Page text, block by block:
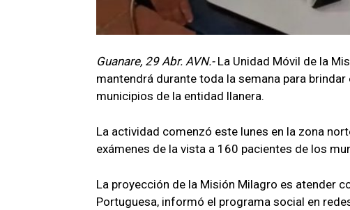
Guanare, 29 Abr. AVN.- La Unidad Móvil de la
mantendrá durante toda la semana para
municipios de la entidad llanera.
La actividad comenzó este lunes en la zona
exámenes de la vista a 160 pacientes de los
La proyección de la Misión Milagro es atender
Portuguesa, informó el programa social en